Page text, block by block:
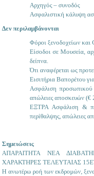
Αρχηγός – συνοδός
Ασφαλιστική κάλυψη
Δεν περιλαμβάνονται
Φόροι ξενοδοχείων
Είσοδοι σε Μουσεία,
δείπνα.
Ότι αναφέρεται ως
Εισιτήρια Βαπορέτου
Ασφάλιση προσωπικού
απώλειες αποσκευών (€
ΕΞΤΡΑ Ασφάλιση &
περίθαλψης, απώλειες
Σημειώσεις
ΑΠΑΡΑΙΤΗΤΑ ΝΕΑ
ΧΑΡΑΚΤΗΡΕΣ ΤΕΛΕΥΤΑΙΑΣ
Η ανωτέρω ροή των εκδρομών,